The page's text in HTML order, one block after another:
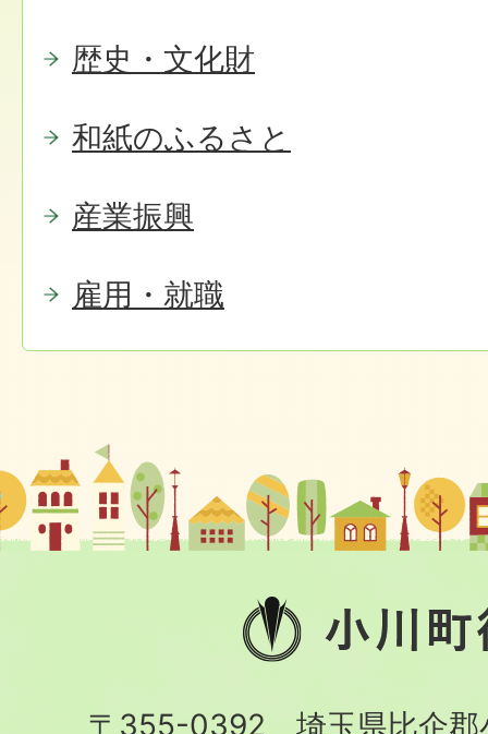
歴史・文化財
和紙のふるさと
産業振興
雇用・就職
小
川
〒355-0392 埼玉県比企郡